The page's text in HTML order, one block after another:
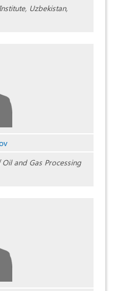
Uzbekistan,
and Gas Processing